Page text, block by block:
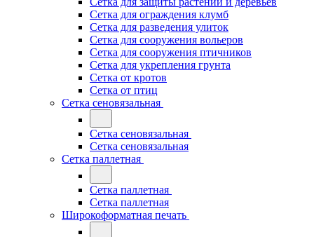
Сетка для ограждения клумб
Сетка для разведения улиток
Сетка для сооружения вольеров
Сетка для сооружения птичников
Сетка для укрепления грунта
Сетка от кротов
Сетка от птиц
Сетка сеновязальная
Сетка сеновязальная
Сетка сеновязальная
Сетка паллетная
Сетка паллетная
Сетка паллетная
Широкоформатная печать